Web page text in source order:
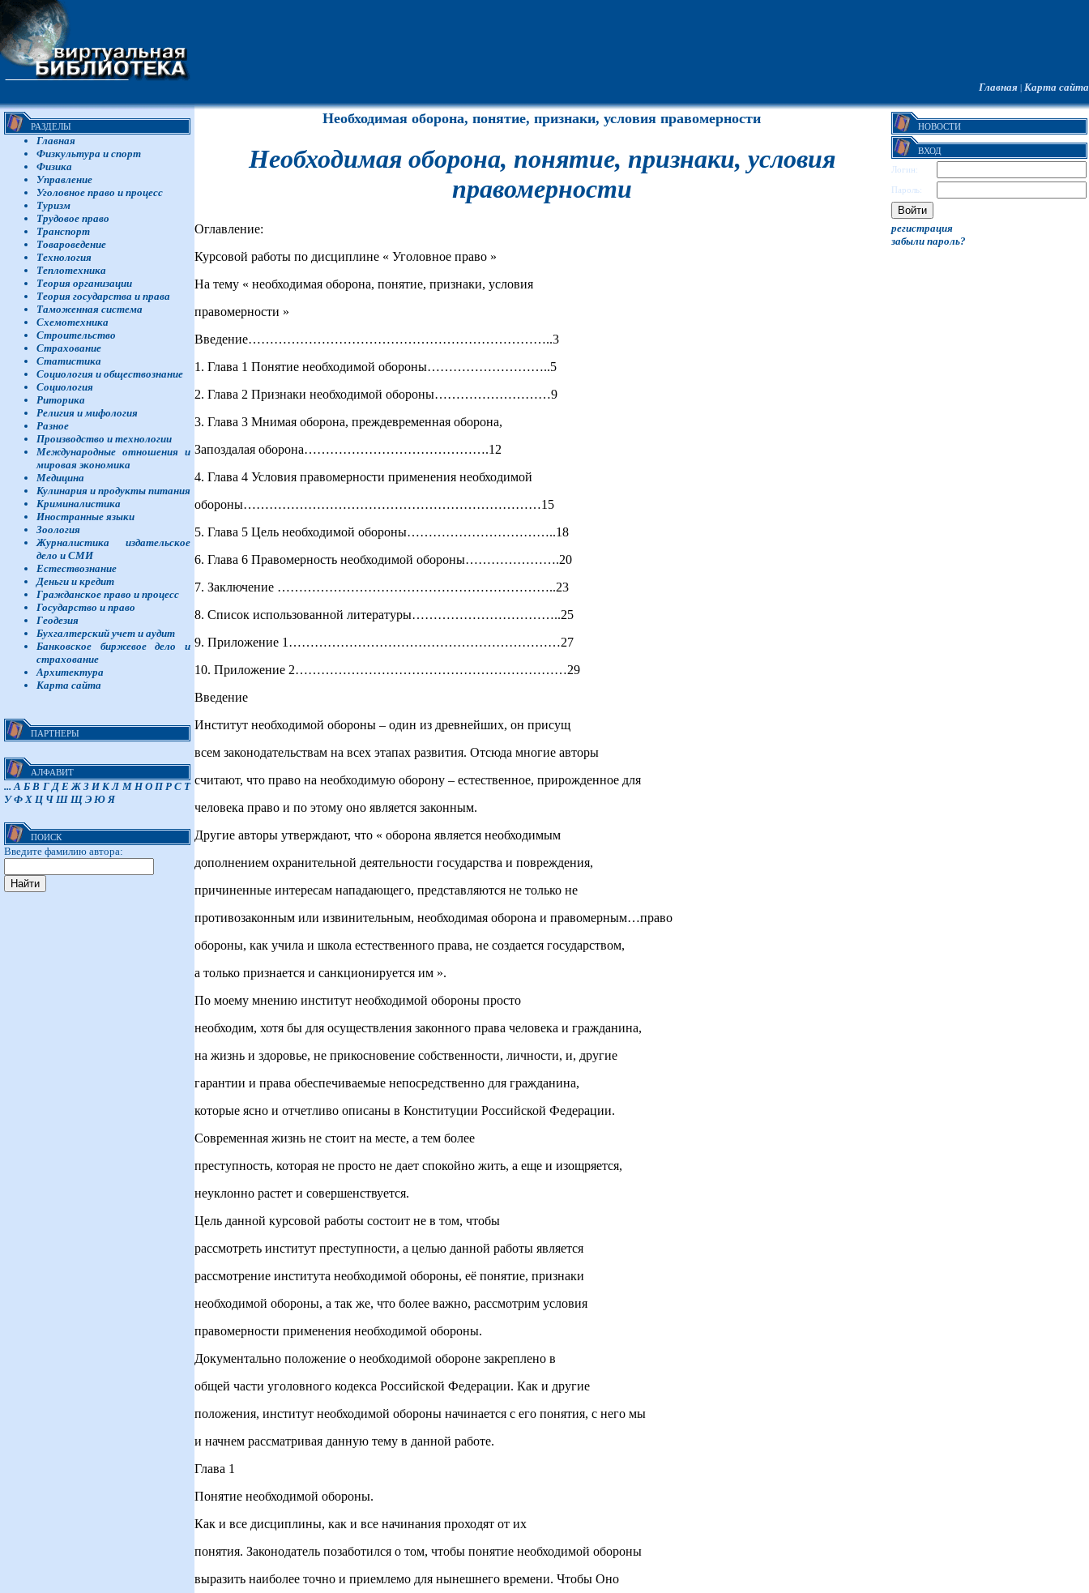
Главная | Карта сайта
РАЗДЕЛЫ
Главная
Физкультура и спорт
Физика
Управление
Уголовное право и процесс
Туризм
Трудовое право
Транспорт
Товароведение
Технология
Теплотехника
Теория организации
Теория государства и права
Таможенная система
Схемотехника
Строительство
Страхование
Статистика
Социология и обществознание
Социология
Риторика
Религия и мифология
Разное
Производство и технологии
Международные отношения и
мировая экономика
Медицина
Кулинария и продукты питания
Криминалистика
Иностранные языки
Зоология
Журналистика издательское
дело и СМИ
Естествознание
Деньги и кредит
Гражданское право и процесс
Государство и право
Геодезия
Бухгалтерский учет и аудит
Банковское биржевое дело и
страхование
Архитектура
Карта сайта
ПАРТНЕРЫ
АЛФАВИТ
... А Б В Г Д Е Ж З И К Л М Н О П Р С Т
У Ф Х Ц Ч Ш Щ Э Ю Я
ПОИСК
Введите фамилию автора:
Необходимая оборона, понятие, признаки, условия правомерности
Необходимая оборона, понятие, признаки, условия
правомерности
Оглавление:
Курсовой работы по дисциплине « Уголовное право »
На тему « необходимая оборона, понятие, признаки, условия
правомерности »
Введение……………………………………………………………..3
1. Глава 1 Понятие необходимой обороны………………………..5
2. Глава 2 Признаки необходимой обороны………………………9
3. Глава 3 Мнимая оборона, преждевременная оборона,
Запоздалая оборона…………………………………….12
4. Глава 4 Условия правомерности применения необходимой
обороны……………………………………………………………15
5. Глава 5 Цель необходимой обороны……………………………..18
6. Глава 6 Правомерность необходимой обороны………………….20
7. Заключение ………………………………………………………..23
8. Список использованной литературы……………………………..25
9. Приложение 1………………………………………………………27
10. Приложение 2………………………………………………………29
Введение
Институт необходимой обороны – один из древнейших, он присущ
всем законодательствам на всех этапах развития. Отсюда многие авторы
считают, что право на необходимую оборону – естественное, прирожденное для
человека право и по этому оно является законным.
Другие авторы утверждают, что « оборона является необходимым
дополнением охранительной деятельности государства и повреждения,
причиненные интересам нападающего, представляются не только не
противозаконным или извинительным, необходимая оборона и правомерным…право
обороны, как учила и школа естественного права, не создается государством,
а только признается и санкционируется им ».
По моему мнению институт необходимой обороны просто
необходим, хотя бы для осуществления законного права человека и гражданина,
на жизнь и здоровье, не прикосновение собственности, личности, и, другие
гарантии и права обеспечиваемые непосредственно для гражданина,
которые ясно и отчетливо описаны в Конституции Российской Федерации.
Современная жизнь не стоит на месте, а тем более
преступность, которая не просто не дает спокойно жить, а еще и изощряется,
неуклонно растет и совершенствуется.
Цель данной курсовой работы состоит не в том, чтобы
рассмотреть институт преступности, а целью данной работы является
рассмотрение института необходимой обороны, её понятие, признаки
необходимой обороны, а так же, что более важно, рассмотрим условия
правомерности применения необходимой обороны.
Документально положение о необходимой обороне закреплено в
общей части уголовного кодекса Российской Федерации. Как и другие
положения, институт необходимой обороны начинается с его понятия, с него мы
и начнем рассматривая данную тему в данной работе.
Глава 1
Понятие необходимой обороны.
Как и все дисциплины, как и все начинания проходят от их
понятия. Законодатель позаботился о том, чтобы понятие необходимой обороны
выразить наиболее точно и приемлемо для нынешнего времени. Чтобы Оно
НОВОСТИ
ВХОД
Логин:
Пароль:
регистрация
забыли пароль?